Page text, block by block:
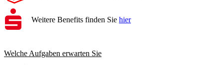
Weitere Benefits finden Sie hier
Welche Aufgaben erwarten Sie